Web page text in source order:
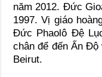
năm 2012. Đức
1997. Vị giáo
Đức Phaolô Đệ
chân để đến Ấn
Beirut.